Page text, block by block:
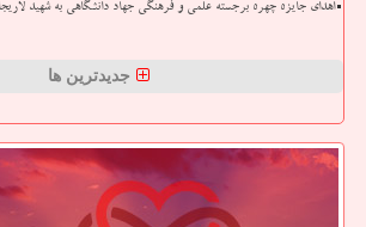
اهدای جایزه چهره برجسته علمی و فرهنگی جهاد دانشگاهی به شهید
جدیدترین ها